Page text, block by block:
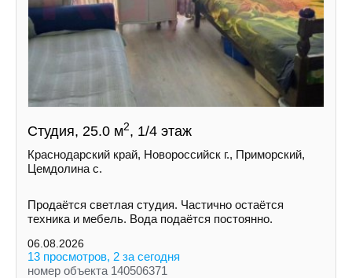
Студия, 25.0 м2, 1/4 этаж
Краснодарский край, Новороссийск г., Приморский,
Цемдолина с.
Продаётся светлая студия. Частично остаётся
техника и мебель. Вода подаётся постоянно.
06.08.2026
13 просмотров, 2 за сегодня
номер объекта 140506371